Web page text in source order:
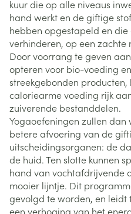
kuur die op alle niveaus
hand werkt en de giftige
hebben opgestapeld en
verhinderen, op een zachte
Door voorrang te geven
opteren voor bio-voeding
streekgebonden producten,
caloriearme voeding rijk
zuiverende bestanddelen.
Yogaoefeningen zullen
betere afvoering van de
uitscheidingsorganen: de
de huid. Ten slotte kunnen
hand van vochtafdrijvende
mooier lijntje. Dit
gevolgd te worden, en leidt
een verhoging van het